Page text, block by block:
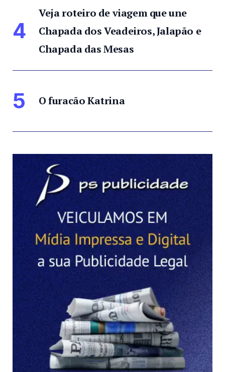
4
Veja roteiro de viagem que une
Chapada dos Veadeiros, Jalapão e
Chapada das Mesas
5 O furacão Katrina